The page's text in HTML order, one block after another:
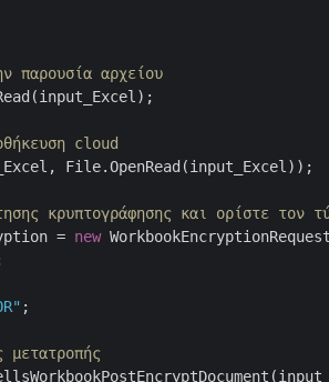
παρουσία αρχείου
cloud
File.OpenRead(input_Excel));
κρυπτογράφησης και ορίστε τον
=
new
;
μετατροπής